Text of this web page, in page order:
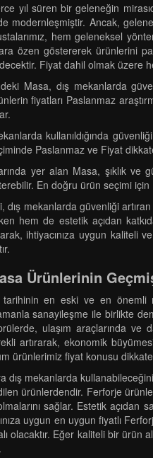
yıl süren bir geleneğin
modernleşmiştir. Ancak,
hem geleneksel
özen göstererek ürünlerini
Fiyat dahil olmak üzere
Masa, dış mekanlarda
fiyatları Paslanmaz
kullanıldığında
Paslanmaz ve Fiyat
yer alan Masa, şıklık
En doğru ürün seçimi
dış mekanlarda güvenliği
hem de estetik açıdan
ihtiyacınıza uygun kaliteli
Ürünlerinin
tarihinin en eski ve en önemli
sanayileşme ile birlikte
ulaşım araçlarında
artırarak, ekonomik
ürünlerimiz fiyat konusu
dış mekanlarda
ürünlerdendir. Ferforje
sağlar. Estetik
uygun en uygun fiyatlı
olacaktır. Eğer kaliteli bir ürün